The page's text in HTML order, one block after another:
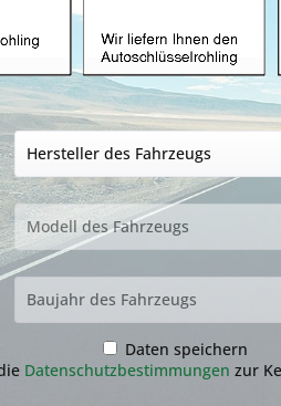
mit
34,99
inkl. MwSt.
Lieferzeit
Merken
Daten speichern
Datenschutzbestimmungen zur